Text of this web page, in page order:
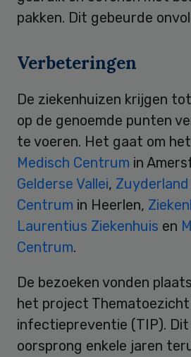
pakken. Dit gebeurde
Verbeteringen
De ziekenhuizen krijgen
op de genoemde punten
te voeren. Het gaat om het
Medisch Centrum in
Gelderse Vallei,
Centrum in Heerlen,
Laurentius Ziekenhuis en
Centrum.
De bezoeken vonden
het project Thematoezicht
infectiepreventie (TIP).
oorsprong enkele jaren